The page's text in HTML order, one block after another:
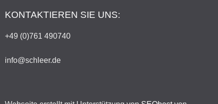
KONTAKTIEREN SIE UNS:
+49 (0)761 490740
info@schleer.de